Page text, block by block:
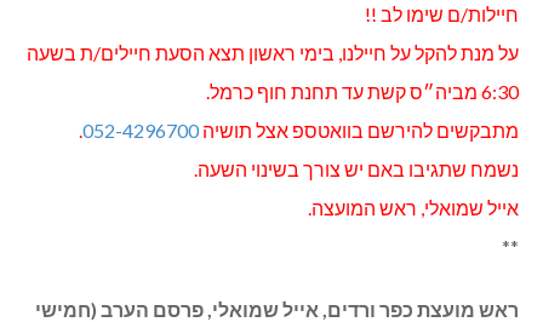
חיילות/ם שימו לב !!
על מנת להקל על חיילנו, בימי ראשון תצא הסעת חיילים/ת בשעה
6:30 מביה״ס קשת עד תחנת חוף כרמל.
מתבקשים להירשם בוואטספ אצל תושיה 052-4296700
נשמח שתגיבו באם יש צורך בשינוי השעה.
אייל שמואלי, ראש המועצה.
**
ראש מועצת כפר ורדים, אייל שמואלי, פרסם הערב (חמישי